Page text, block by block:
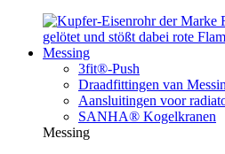
Messing
3fit®-Push
Draadfittingen van
Aansluitingen voor
SANHA® Kogelkranen
Messing